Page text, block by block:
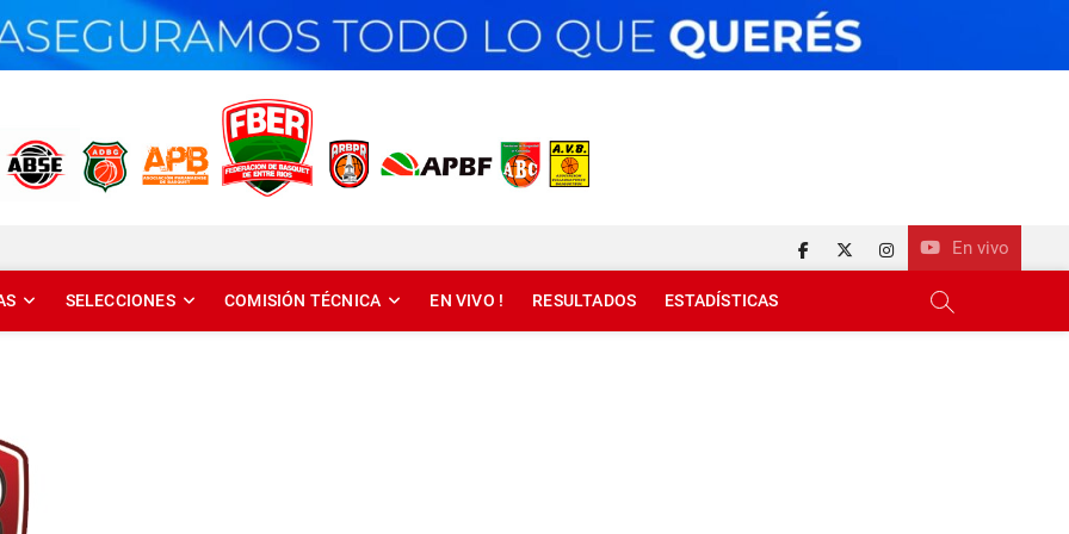
DE ENTRE RÍOS En vivo
facebook
twitterinstagram
SELECCIONES COMISIÓN TÉCNICA EN VIVO ! RESULTADOS ESTADÍSTICAS